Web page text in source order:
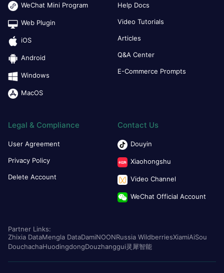
WeChat Mini Program
Web Plugin
iOS
Android
Windows
MacOS
Help Docs
Video Tutorials
Articles
Q&A Center
E-Commerce Prompts
Legal & Compliance
User Agreement
Privacy Policy
Delete Account
Contact Us
Douyin
Xiaohongshu
Video Channel
WeChat Official Account
Partner Links:
Zhixia DataMengla DataDamiNOONRussia WildberriesXiamiAiSou
DouchachaHuodingdongDouzhanggui灵犀智能